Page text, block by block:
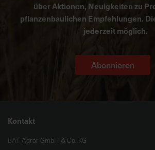
über Aktionen, Neuigkeiten zu
pflanzenbaulichen Empfehlungen.
jederzeit möglich.
Abonnieren
Kontakt
BAT Agrar GmbH & Co. KG